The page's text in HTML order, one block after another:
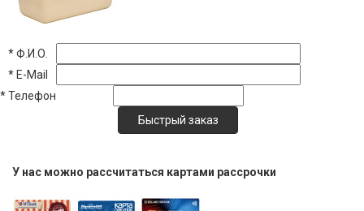
*Ф.И.О.
*E-Mail
*Телефон
У нас можно рассчитаться картами рассрочки